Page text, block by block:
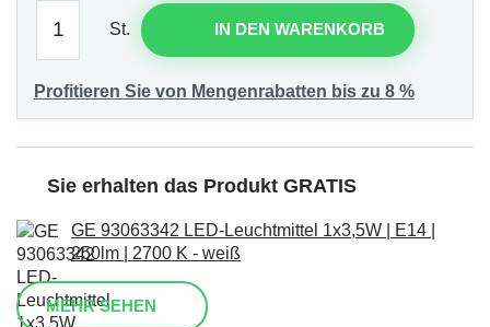
St. IN DEN WARENKORB
Profitieren Sie von Mengenrabatten bis zu 8 %
Sie erhalten das Produkt GRATIS
GE 93063342 LED-Leuchtmittel 1x3,5W | E14 |
250lm | 2700 K - weiß
MEHR SEHEN